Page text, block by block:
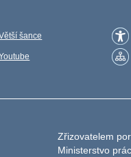
šance
Zřizovatelem
Ministerstvo